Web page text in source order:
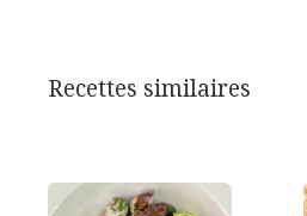
Recettes similaires